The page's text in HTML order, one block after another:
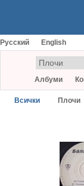
Русский English
Албуми
Всички Плочи